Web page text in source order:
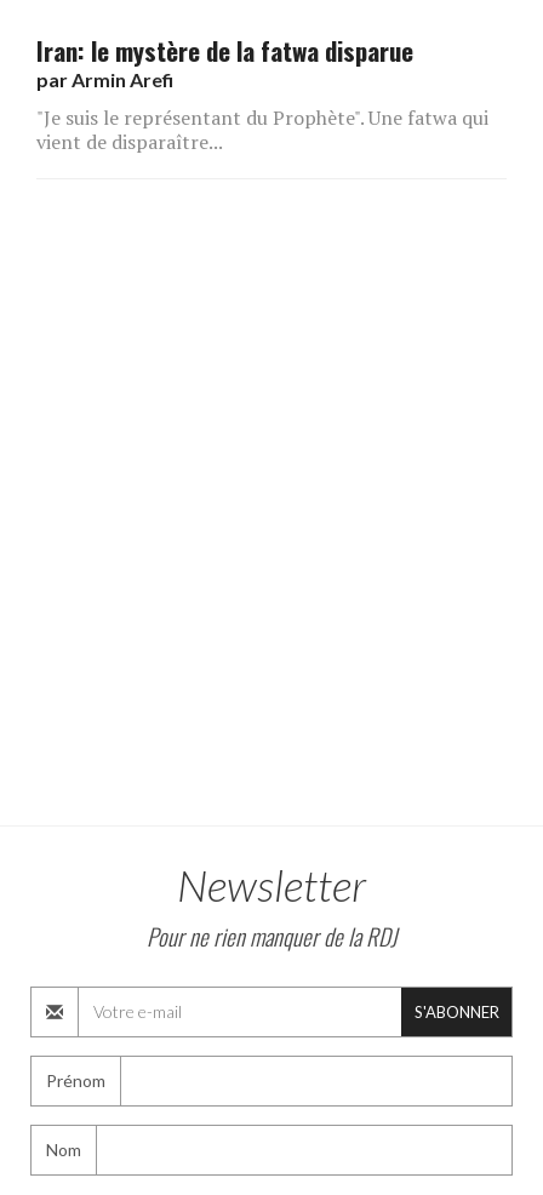
Iran: le mystère de la fatwa disparue
par Armin Arefi
"Je suis le représentant du Prophète". Une fatwa qui
vient de disparaître...
Newsletter
Pour ne rien manquer de la RDJ
S'ABONNER
Prénom
Nom